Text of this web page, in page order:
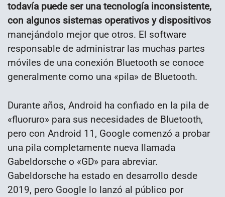
todavía puede ser una tecnología inconsistente,
con algunos sistemas operativos y dispositivos
manejándolo mejor que otros. El software
responsable de administrar las muchas partes
móviles de una conexión Bluetooth se conoce
generalmente como una «pila» de Bluetooth.
Durante años, Android ha confiado en la pila de
«fluoruro» para sus necesidades de Bluetooth,
pero con Android 11, Google comenzó a probar
una pila completamente nueva llamada
Gabeldorsche o «GD» para abreviar.
Gabeldorsche ha estado en desarrollo desde
2019, pero Google lo lanzó al público por